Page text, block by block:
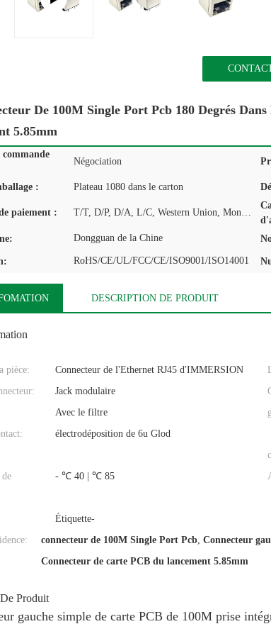
De 100M Single Port Pcb 180 Degrés
5.85mm
Négociation
: Plateau 1080 dans le carton
paiement : T/T, D/P, D/A, L/C, Western Union, MoneyGram
Dongguan de la Chine
RoHS/CE/UL/FCC/CE/ISO9001/ISO14001
DESCRIPTION DE PRODUIT
pièce: Connecteur de l'Ethernet RJ45 d'IMMERSION
Jack modulaire
Avec le filtre
électrodéposition de 6u Glod
- ℃ 40 | ℃ 85
Étiquette-
connecteur de 100M Single Port Pcb, Connecteur
Connecteur de carte PCB du lancement 5.85mm
Produit
gauche simple de carte PCB de 100M prise